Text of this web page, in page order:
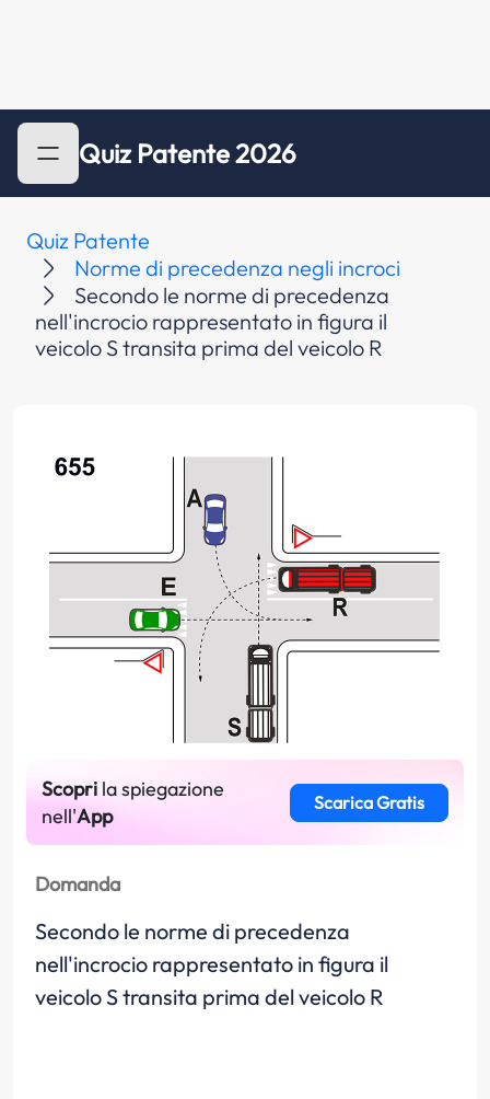
Quiz Patente 2026
Quiz Patente
Norme di precedenza negli incroci
Secondo le norme di precedenza
nell'incrocio rappresentato in figura il
veicolo S transita prima del veicolo R
Scopri la spiegazione
nell'App
Scarica Gratis
Domanda
Secondo le norme di precedenza
nell'incrocio rappresentato in figura il
veicolo S transita prima del veicolo R